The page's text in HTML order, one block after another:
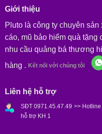
Giới thiệu
Pluto là công ty chuyên
cáo, mũ bảo hiểm quà tặng
nhu cầu quảng bá thương
hàng . Kết nối với chúng tôi
Liên hệ hỗ trợ
SĐT 0971.45.47.49 >> Hotline
hỗ trợ KH 1